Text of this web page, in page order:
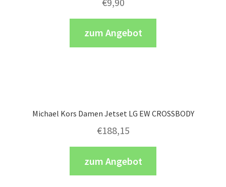
zum Angebot
Michael Kors Damen Jetset LG EW CROSSBODY
€188,15
zum Angebot